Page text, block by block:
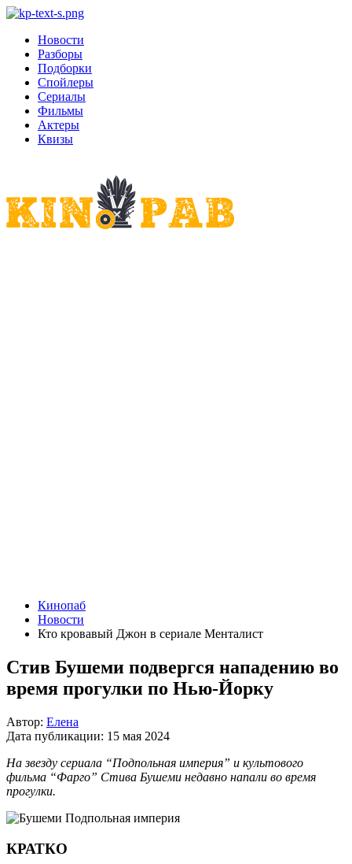
Новости
Разборы
Подборки
Спойлеры
Сериалы
Фильмы
Актеры
Квизы
Кинопаб
Новости
Кто кровавый Джон в сериале Менталист
Стив Бушеми подвергся нападению во
время прогулки по Нью-Йорку
Автор: Елена
Дата публикации: 15 мая 2024
На звезду сериала “Подпольная империя” и культового
фильма “Фарго” Стива Бушеми недавно напали во время
прогулки.
КРАТКО